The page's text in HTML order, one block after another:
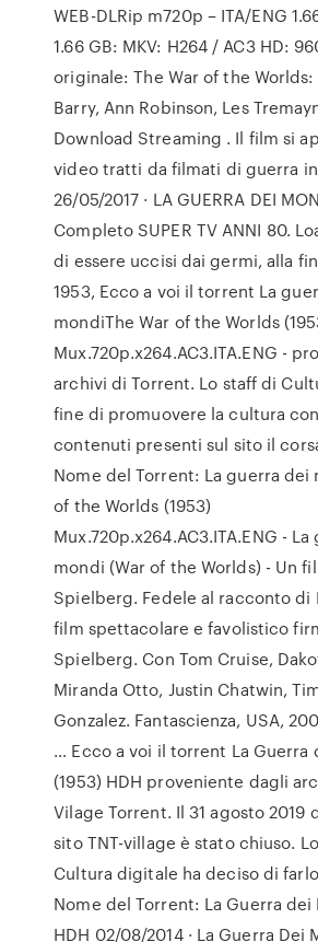
WEB-DLRip m720p – ITA/ENG
1.66 GB: MKV: H264 / AC3 HD:
originale: The War of the
Barry, Ann Robinson, Les
Download Streaming . Il film si
video tratti da filmati di guerra
26/05/2017 · LA GUERRA DEI
Completo SUPER TV ANNI 80.
di essere uccisi dai germi, alla
1953, Ecco a voi il torrent La
mondiThe War of the Worlds
Mux.720p.x264.AC3.ITA.ENG -
archivi di Torrent. Lo staff di
fine di promuovere la cultura
contenuti presenti sul sito il
Nome del Torrent: La guerra dei
of the Worlds (1953)
Mux.720p.x264.AC3.ITA.ENG -
mondi (War of the Worlds) - Un
Spielberg. Fedele al racconto di
film spettacolare e favolistico
Spielberg. Con Tom Cruise,
Miranda Otto, Justin Chatwin,
Gonzalez. Fantascienza, USA,
… Ecco a voi il torrent La Guerra
(1953) HDH proveniente dagli
Vilage Torrent. Il 31 agosto 2019
sito TNT-village è stato chiuso.
Cultura digitale ha deciso di
Nome del Torrent: La Guerra dei
HDH 02/08/2014 · La Guerra Dei